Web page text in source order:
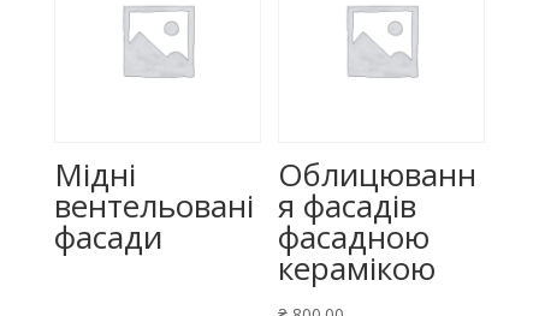
Мідні
вентельовані
фасади
Облицюванн
я фасадів
фасадною
керамікою